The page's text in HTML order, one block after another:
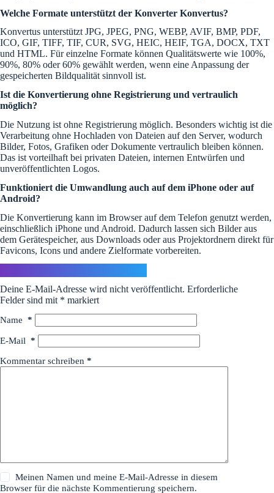
Welche Formate unterstützt der Konverter Konvertus?
Konvertus unterstützt JPG, JPEG, PNG, WEBP, AVIF, BMP, PDF,
ICO, GIF, TIFF, TIF, CUR, SVG, HEIC, HEIF, TGA, DOCX, TXT
und HTML. Für einzelne Formate können Qualitätswerte wie 100%,
90%, 80% oder 60% gewählt werden, wenn eine Anpassung der
gespeicherten Bildqualität sinnvoll ist.
Ist die Konvertierung ohne Registrierung und vertraulich
möglich?
Die Nutzung ist ohne Registrierung möglich. Besonders wichtig ist die
Verarbeitung ohne Hochladen von Dateien auf den Server, wodurch
Bilder, Fotos, Grafiken oder Dokumente vertraulich bleiben können.
Das ist vorteilhaft bei privaten Dateien, internen Entwürfen und
unveröffentlichten Logos.
Funktioniert die Umwandlung auch auf dem iPhone oder auf
Android?
Die Konvertierung kann im Browser auf dem Telefon genutzt werden,
einschließlich iPhone und Android. Dadurch lassen sich Bilder aus
dem Gerätespeicher, aus Downloads oder aus Projektordnern direkt für
Favicons, Icons und andere Zielformate vorbereiten.
Deine E-Mail-Adresse wird nicht veröffentlicht. Erforderliche
Felder sind mit * markiert
Name *
E-Mail *
Kommentar schreiben *
Meinen Namen und meine E-Mail-Adresse in diesem
Browser für die nächste Kommentierung speichern.